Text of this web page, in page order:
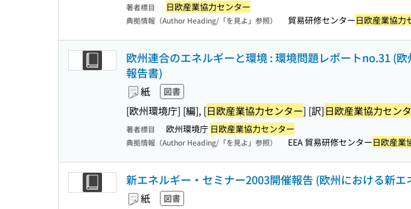
著者標目 日欧産業協力センター
典拠情報（Author Heading/「を見よ」参照） 貿易研修センター日欧産業協力
欧州連合のエネルギーと環境 : 環境問題レポートno.31 (
報告書)
紙 図書
[欧州環境庁] [編], [日欧産業協力センター] [訳]日欧産業協力セン
著者標目 欧州環境庁 日欧産業協力センター
典拠情報（Author Heading/「を見よ」参照） EEA 貿易研修センター日欧産業
新エネルギー・セミナー2003開催報告 (欧州における新
紙 図書